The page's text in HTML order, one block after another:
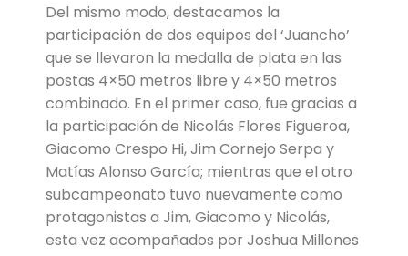
Del mismo modo, destacamos la
participación de dos equipos del ‘Juancho’
que se llevaron la medalla de plata en las
postas 4×50 metros libre y 4×50 metros
combinado. En el primer caso, fue gracias a
la participación de Nicolás Flores Figueroa,
Giacomo Crespo Hi, Jim Cornejo Serpa y
Matías Alonso García; mientras que el otro
subcampeonato tuvo nuevamente como
protagonistas a Jim, Giacomo y Nicolás,
esta vez acompañados por Joshua Millones